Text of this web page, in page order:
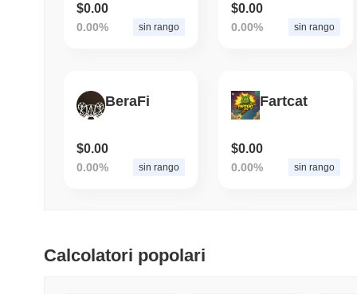
$0.00
0.00% sin rango
$0.00
0.00% sin rango
BeraFi
$0.00
0.00% sin rango
Fartcat
$0.00
0.00% sin rango
Calcolatori popolari